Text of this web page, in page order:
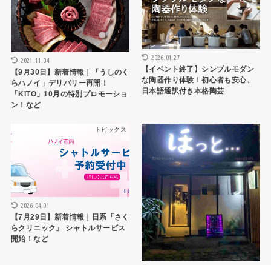
2021.11.04
【9月30日】新着情報｜「うしのく
らハノイ」デリバリー再開！
「KiTO」10月の特別プロモーショ
ン！など
2026.01.27
【イベント終了】シンプルモダン
な陶器作り体験！初心者も安心、
日本語通訳付き本格陶芸
トピックス
2026.04.01
【7月29日】新着情報｜日系「さく
らクリニック」 シャトルサービス
開始！など
トピックス